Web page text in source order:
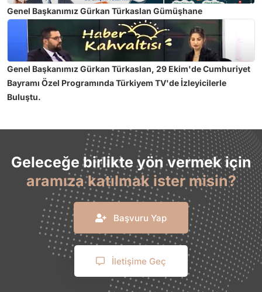
Genel Başkanımız Gürkan Türkaslan Gümüşhane
Üniversitesi'nde Girişimcilik Haftası etkinliklerine konuşmacı
olarak katıldı.
Genel Başkanımız Gürkan Türkaslan, 29 Ekim'de Cumhuriyet
Bayramı Özel Programında Türkiyem TV'de İzleyicilerle
Buluştu.
Geleceğe birlikte yön vermek için
aramıza katılmak ister misin?
Başvuru Yap
İletişime Geç